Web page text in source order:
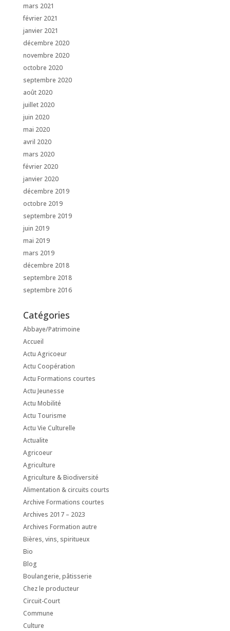
mars 2021
février 2021
janvier 2021
décembre 2020
novembre 2020
octobre 2020
septembre 2020
août 2020
juillet 2020
juin 2020
mai 2020
avril 2020
mars 2020
février 2020
janvier 2020
décembre 2019
octobre 2019
septembre 2019
juin 2019
mai 2019
mars 2019
décembre 2018
septembre 2018
septembre 2016
Catégories
Abbaye/Patrimoine
Accueil
Actu Agricoeur
Actu Coopération
Actu Formations courtes
Actu Jeunesse
Actu Mobilité
Actu Tourisme
Actu Vie Culturelle
Actualite
Agricoeur
Agriculture
Agriculture & Biodiversité
Alimentation & circuits courts
Archive Formations courtes
Archives 2017 – 2023
Archives Formation autre
Bières, vins, spiritueux
Bio
Blog
Boulangerie, pâtisserie
Chez le producteur
Circuit-Court
Commune
Culture